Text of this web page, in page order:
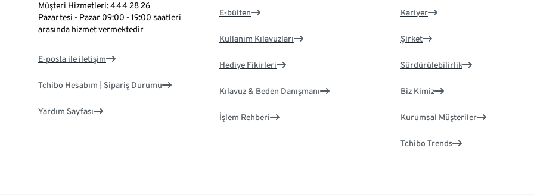
Müşteri Hizmetleri: 444 28 26
Pazartesi - Pazar 09:00 - 19:00 saatleri
arasında hizmet vermektedir
E-posta ile iletişim
Tchibo Hesabım | Sipariş Durumu
Yardım Sayfası
E-bülten
Kullanım Kılavuzları
Hediye Fikirleri
Kılavuz & Beden Danışmanı
İşlem Rehberi
Kariyer
Şirket
Sürdürülebilirlik
Biz Kimiz
Kurumsal Müşteriler
Tchibo Trends